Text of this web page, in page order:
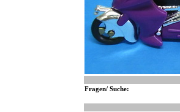
Fragen/ Suche: